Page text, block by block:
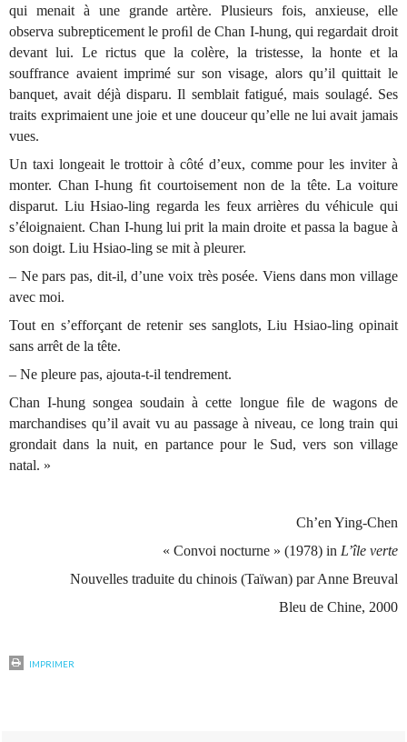
qui menait à une grande artère. Plusieurs fois, anxieuse, elle
observa subrepticement le proﬁl de Chan I-hung, qui regardait droit
devant lui. Le rictus que la colère, la tristesse, la honte et la
souffrance avaient imprimé sur son visage, alors qu’il quittait le
banquet, avait déjà disparu. Il semblait fatigué, mais soulagé. Ses
traits exprimaient une joie et une douceur qu’elle ne lui avait jamais
vues.
Un taxi longeait le trottoir à côté d’eux, comme pour les inviter à
monter. Chan I-hung ﬁt courtoisement non de la tête. La voiture
disparut. Liu Hsiao-ling regarda les feux arrières du véhicule qui
s’éloignaient. Chan I-hung lui prit la main droite et passa la bague à
son doigt. Liu Hsiao-ling se mit à pleurer.
– Ne pars pas, dit-il, d’une voix très posée. Viens dans mon village
avec moi.
Tout en s’efforçant de retenir ses sanglots, Liu Hsiao-ling opinait
sans arrêt de la tête.
– Ne pleure pas, ajouta-t-il tendrement.
Chan I-hung songea soudain à cette longue ﬁle de wagons de
marchandises qu’il avait vu au passage à niveau, ce long train qui
grondait dans la nuit, en partance pour le Sud, vers son village
natal. »
Ch’en Ying-Chen
« Convoi nocturne » (1978) in L’île verte
Nouvelles traduite du chinois (Taïwan) par Anne Breuval
Bleu de Chine, 2000
IMPRIMER